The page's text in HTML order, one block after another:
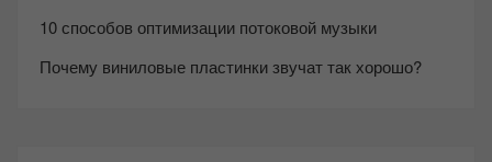
10 способов оптимизации потоковой музыки
Почему виниловые пластинки звучат так хорошо?